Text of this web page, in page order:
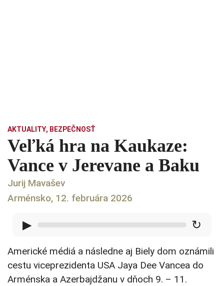
AKTUALITY, BEZPEČNOSŤ
Veľká hra na Kaukaze:
Vance v Jerevane a Baku
Jurij Mavašev
Arménsko, 12. februára 2026
▶ ↻
Americké médiá a následne aj Biely dom oznámili
cestu viceprezidenta USA Jaya Dee Vancea do
Arménska a Azerbajdžanu v dňoch 9. – 11.